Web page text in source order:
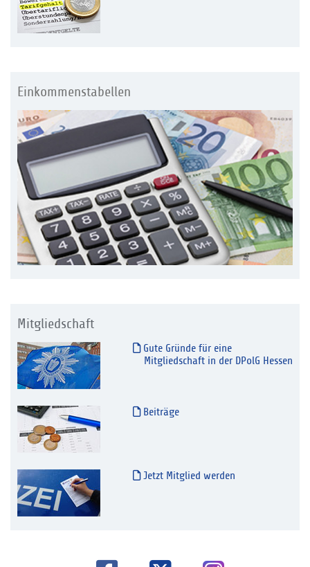
Einkommenstabellen
Mitgliedschaft
Gute Gründe für eine
Mitgliedschaft in der DPolG Hessen
Beiträge
Jetzt Mitglied werden